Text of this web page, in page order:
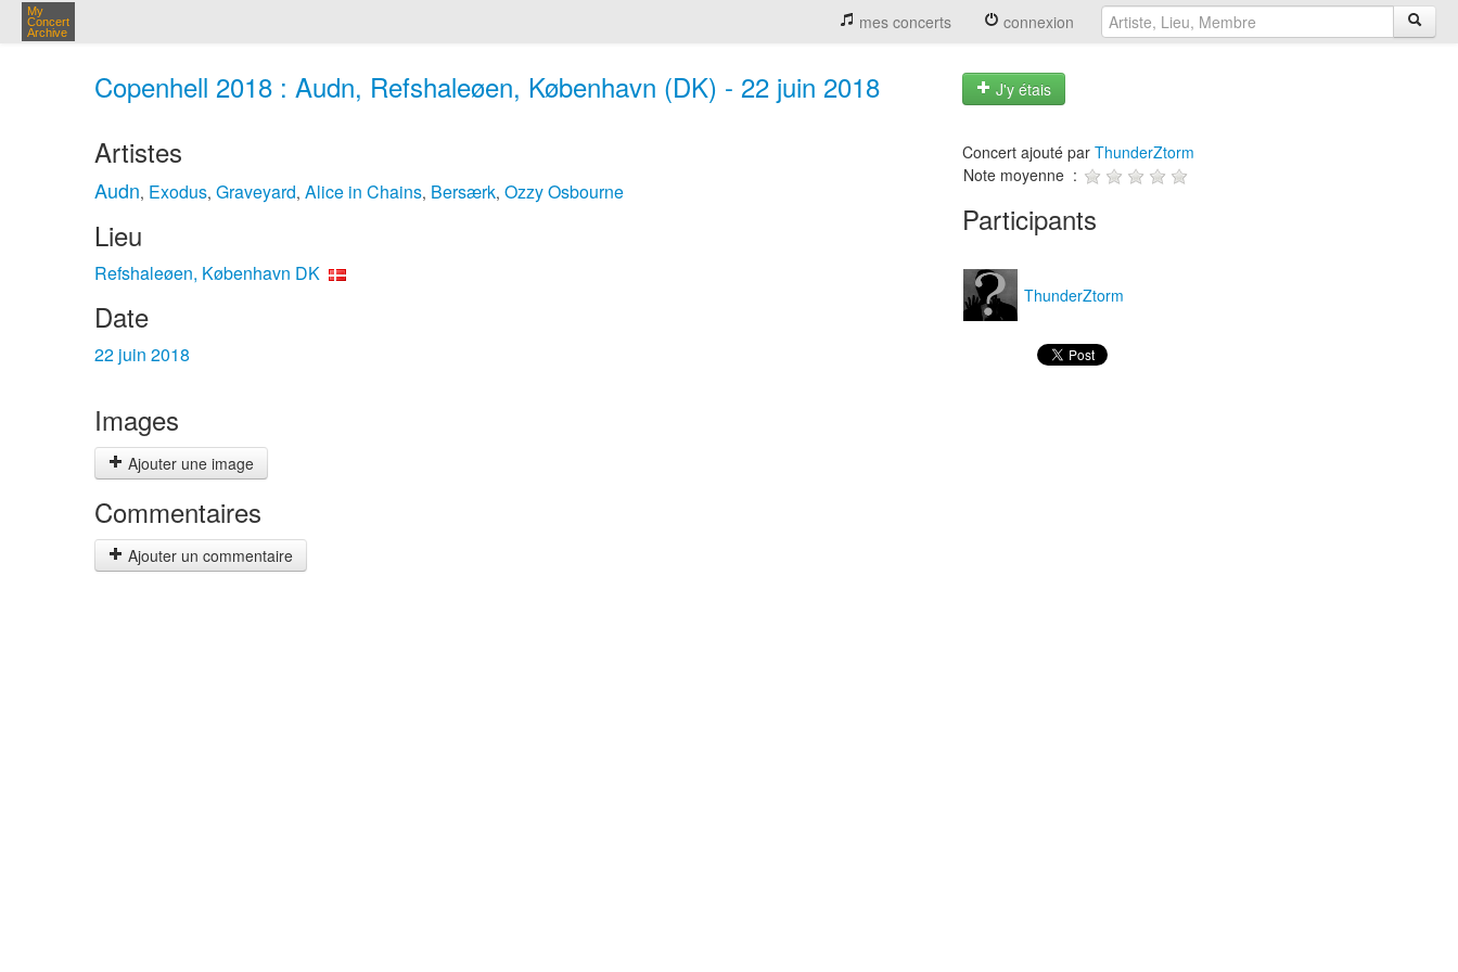
My
Concert
Archive
mes concerts connexion
Copenhell 2018 : Audn, Refshaleøen, København (DK) - 22 juin 2018 J'y étais
Artistes
Audn, Exodus, Graveyard, Alice in Chains, Bersærk, Ozzy Osbourne
Lieu
Refshaleøen, København DK
Date
22 juin 2018
Images
Ajouter une image
Commentaires
Ajouter un commentaire
Concert ajouté par ThunderZtorm
Note moyenne :
Participants
ThunderZtorm